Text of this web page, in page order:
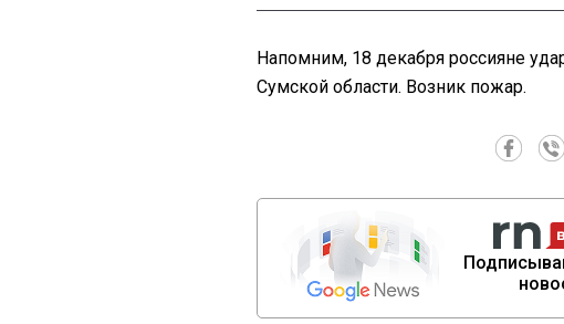
Напомним, 18 декабря россияне
Сумской области. Возник пожар.